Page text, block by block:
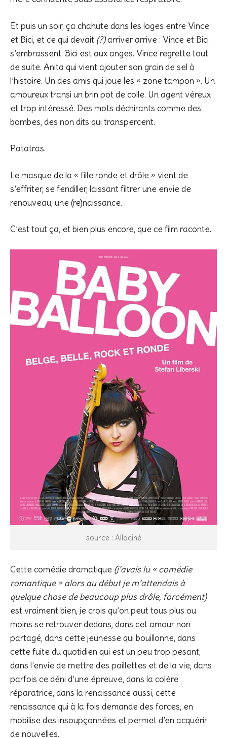
Et puis un soir, ça chahute dans les loges entre Vince
et Bici, et ce qui devait (?)arriver arrive : Vince et Bici
s’embrassent. Bici est aux anges. Vince regrette tout
de suite. Anita qui vient ajouter son grain de sel à
l’histoire. Un des amis qui joue les « zone tampon ». Un
amoureux transi un brin pot de colle. Un agent véreux
et trop intéressé. Des mots déchirants comme des
bombes, des non dits qui transpercent.
Patatras.
Le masque de la « fille ronde et drôle » vient de
s’effriter, se fendiller, laissant filtrer une envie de
renouveau, une (re)naissance.
C’est tout ça, et bien plus encore, que ce film raconte.
source : Allociné
Cette comédie dramatique (j’avais lu « comédie
romantique » alors au début je m’attendais à
quelque chose de beaucoup plus drôle, forcément)
est vraiment bien, je crois qu’on peut tous plus ou
moins se retrouver dedans, dans cet amour non
partagé, dans cette jeunesse qui bouillonne, dans
cette fuite du quotidien qui est un peu trop pesant,
dans l’envie de mettre des paillettes et de la vie, dans
parfois ce déni d’une épreuve, dans la colère
réparatrice, dans la renaissance aussi, cette
renaissance qui à la fois demande des forces, en
mobilise des insoupçonnées et permet d’en acquérir
de nouvelles.